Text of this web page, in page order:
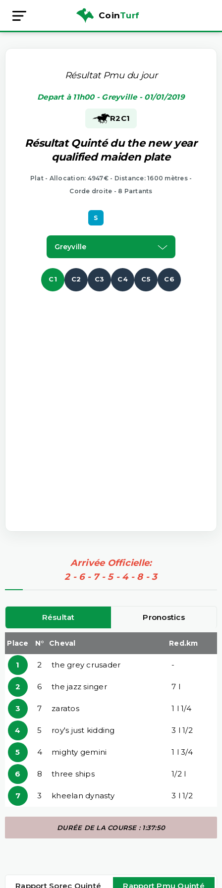
CoinTurf
Résultat Pmu du jour
Depart à 11h00 - Greyville - 01/01/2019
R2C1
Résultat Quinté du the new year
qualified maiden plate
Plat - Allocation: 4947€ - Distance: 1600 mètres -
Corde droite - 8 Partants
S
Greyville
C1 C2 C3 C4 C5 C6
Arrivée Officielle:
2 - 6 - 7 - 5 - 4 - 8 - 3
Résultat Pronostics
Place N° Cheval Red.km
1 2 the grey crusader -
2 6 the jazz singer 7 l
3 7 zaratos 1 l 1/4
4 5 roy's just kidding 3 l 1/2
5 4 mighty gemini 1 l 3/4
6 8 three ships 1/2 l
7 3 kheelan dynasty 3 l 1/2
DURÉE DE LA COURSE : 1:37:50
Rapport Sorec Quinté Rapport Pmu Quinté